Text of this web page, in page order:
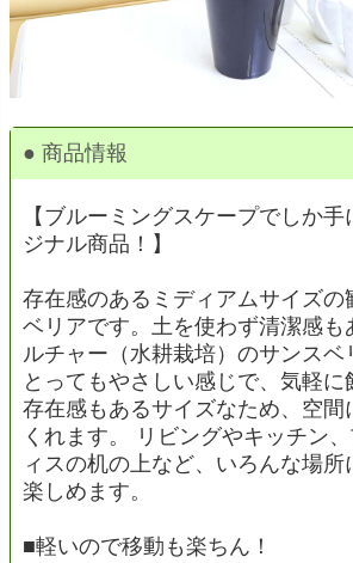
● 商品情報
【ブルーミングスケープでしか手
ジナル商品！】
存在感のあるミディアムサイズの
ベリアです。土を使わず清潔感も
ルチャー（水耕栽培）のサンスベ
とってもやさしい感じで、気軽に
存在感もあるサイズなため、空間
くれます。 リビングやキッチン
ィスの机の上など、いろんな場所
楽しめます。
■軽いので移動も楽ちん！